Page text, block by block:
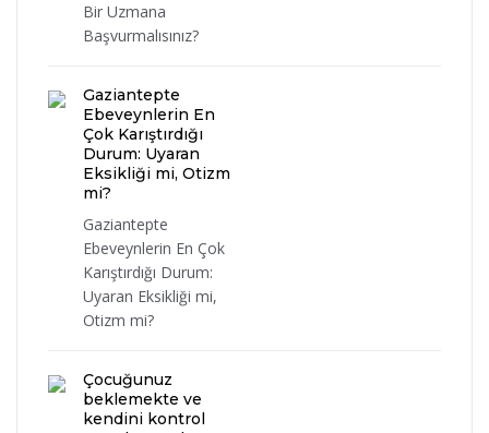
Bir Uzmana
Başvurmalısınız?
Gaziantepte
Ebeveynlerin En
Çok Karıştırdığı
Durum: Uyaran
Eksikliği mi, Otizm
mi?
Gaziantepte
Ebeveynlerin En Çok
Karıştırdığı Durum:
Uyaran Eksikliği mi,
Otizm mi?
Çocuğunuz
beklemekte ve
kendini kontrol